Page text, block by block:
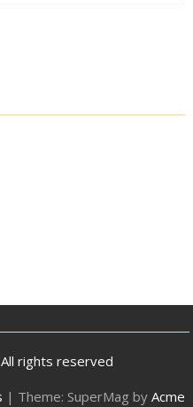
rights reserved
| Theme: SuperMag by Acme